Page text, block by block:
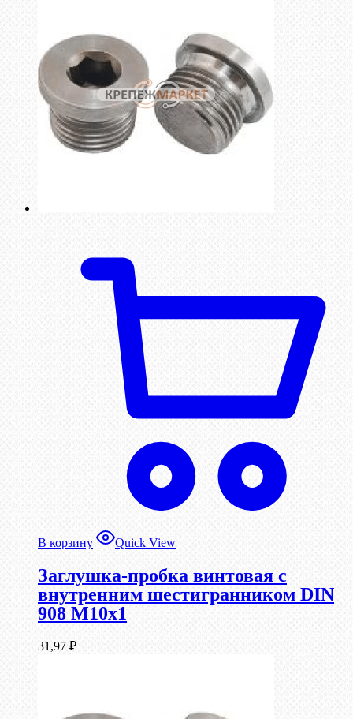
В корзину Quick View
Заглушка-пробка винтовая с
внутренним шестигранником DIN
908 М10х1
31,97 ₽